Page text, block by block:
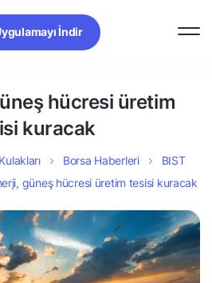
İndir
hücresi üretim
kuracak
Borsa Haberleri
BIST
güneş hücresi üretim tesisi kuracak